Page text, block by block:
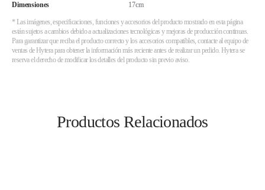
Dimensiones 17cm
* Las imágenes, especificaciones, funciones y accesorios del producto mostrado en esta página
están sujetos a cambios debido a actualizaciones tecnológicas y mejoras de producción continuas.
Para garantizar que reciba el producto correcto y los accesorios compatibles, contacte al equipo de
ventas de Hytera para obtener la información más reciente antes de realizar un pedido. Hytera se
reserva el derecho de modificar los detalles del producto sin previo aviso.
Productos Relacionados